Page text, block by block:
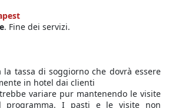
. Fine dei servizi.
la tassa di soggiorno che dovrà essere
in hotel dai clienti
variare pur mantenendo le visite
programma. I pasti e le visite non